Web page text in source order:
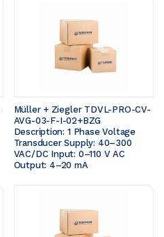
Müller + Ziegler TDVL-PRO-CV-
AVG-03-F-I-02+BZG
Description: 1 Phase Voltage
Transducer Supply: 40–300
VAC/DC Input: 0–110 V AC
Output: 4–20 mA